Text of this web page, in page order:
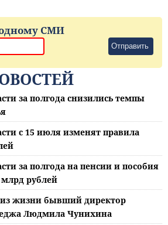
СМИ
Отправить
за полгода снизились темпы
с 15 июля изменят правила
за полгода на пенсии и пособия
рублей
жизни бывший директор
Людмила Чунихина